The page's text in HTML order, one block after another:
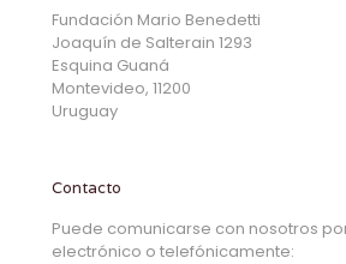
Fundación Mario Benedetti
Joaquín de Salterain 1293
Esquina Guaná
Montevideo, 11200
Uruguay
Contacto
Puede comunicarse con nosotros
electrónico o telefónicamente: